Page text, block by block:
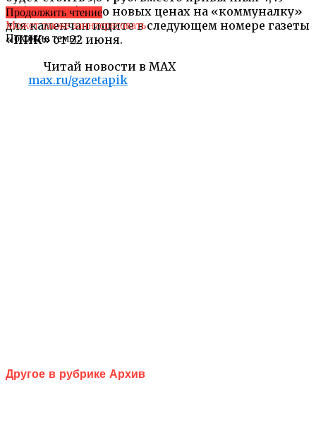
руб. Подробнее о новых ценах на «коммуналку»
для каменчан ищите в следующем номере газеты
«ПИК»от 22 июня.
Читай новости в MAX
max.ru/gazetapik
Продолжить чтение
Может также заинтересовать
Похожие темы:
Другое в рубрике Архив